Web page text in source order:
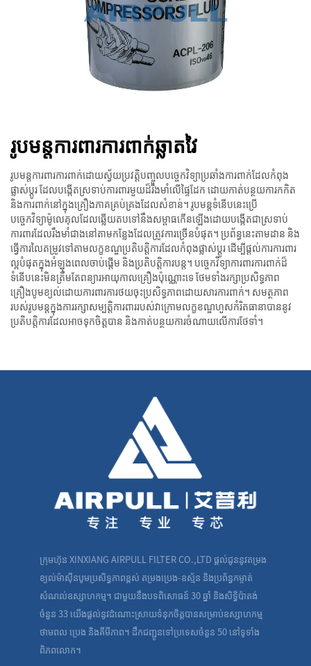
រូបមន្តការពារការពាក់ឆ្លាតវៃ
រូបមន្តការពារការពាក់ដោយស្វ័យប្រវត្តិបញ្ចូលបច្ចេកវិទ្យាប្រឆាំងការពាក់ដែលកំពុង
ផ្លាស់ប្ដូរ ដែលបង្កើតស្រទាប់ការពារមួយដ៏រឹងមាំលើផ្ទៃដែក ដោយកាត់បន្ថយការកកិត
និងការពាក់នៅក្នុងគ្រឿងភាគគ្រប់គ្រងដែលសំខាន់។ រូបមន្តទំនើបនេះប្រើ
បច្ចេកវិទ្យាម៉ូលេគុលដែលឆ្លើយតបទៅនឹងសម្ពាធកើនឡើងដោយបង្កើតជាស្រទាប់
ការពារដែលរឹងមាំជាងនៅតាមកន្លែងដែលត្រូវការច្រើនបំផុត។ ប្រព័ន្ធនេះតាមដាន និង
ធ្វើការលៃតម្រូវទៅតាមលក្ខខណ្ឌប្រតិបត្តិការដែលកំពុងផ្លាស់ប្ដូរ ដើម្បីផ្តល់ការការពារ
ល្អបំផុតក្នុងអំឡុងពេលចាប់ផ្តើម និងប្រតិបត្តិការបន្ត។ បច្ចេកវិទ្យាការពារការពាក់ដ៏
ទំនើបនេះមិនត្រឹមតែពន្យារអាយុកាលគ្រឿងប៉ុណ្ណោះទេ ថែមទាំងរក្សាប្រសិទ្ធភាព
គ្រឿងបូមខ្យល់ដោយការពារការថយចុះប្រសិទ្ធភាពដោយសារការពាក់។ សមត្ថភាព
របស់រូបមន្តក្នុងការរក្សាសម្បត្តិការពាររបស់វាក្រោមលក្ខខណ្ឌហួសកំរិតធានាបាននូវ
ប្រតិបត្តិការដែលអាចទុកចិត្តបាន និងកាត់បន្ថយការចំណាយលើការថែទាំ។
ក្រុមហ៊ុន XINXIANG AIRPULL FILTER CO.,LTD ផ្តល់ជូននូវតម្រង
ខ្យល់ម៉ាស៊ីនបូមប្រសិទ្ធភាពខ្ពស់ តម្រងប្រេង-ឧស្ម័ន និងប្រព័ន្ធកម្ចាត់
សំណល់ឧស្សាហកម្ម។ ជាមួយនឹងបទពិសោធន៍ 30 ឆ្នាំ និងសិទ្ធិប៉ាតង់
ចំនួន 33 យើងផ្តល់នូវដំណោះស្រាយទំនុកចិត្តបានសម្រាប់ឧស្សាហកម្ម
ថាមពល ប្រេង និងគីមីភាព។ ដឹកជញ្ជូនទៅប្រទេសចំនួន 50 នៅទូទាំង
ពិភពលោក។